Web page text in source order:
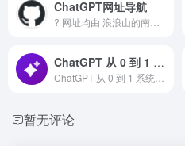
ChatGPT网址导航
ChatGPT 从 0 到 1 系统性学习
暂无评论